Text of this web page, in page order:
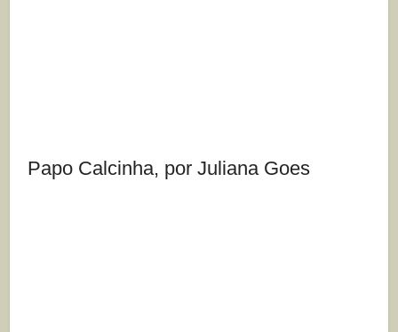
Papo Calcinha, por Juliana Goes